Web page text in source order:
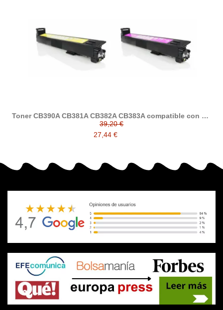
Toner CB390A CB381A CB382A CB383A compatible con HP
825A
39,20 €
27,44 €